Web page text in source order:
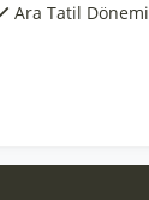
Ara Tatil Dönemi